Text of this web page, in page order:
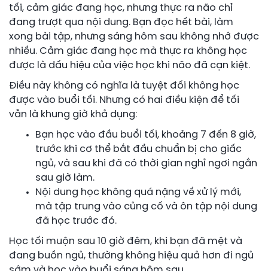
tối, cảm giác đang học, nhưng thực ra não chỉ
đang trượt qua nội dung. Bạn đọc hết bài, làm
xong bài tập, nhưng sáng hôm sau không nhớ được
nhiều. Cảm giác đang học mà thực ra không học
được là dấu hiệu của việc học khi não đã cạn kiệt.
Điều này không có nghĩa là tuyệt đối không học
được vào buổi tối. Nhưng có hai điều kiện để tối
vẫn là khung giờ khả dụng:
Bạn học vào đầu buổi tối, khoảng 7 đến 8 giờ,
trước khi cơ thể bắt đầu chuẩn bị cho giấc
ngủ, và sau khi đã có thời gian nghỉ ngơi ngắn
sau giờ làm.
Nội dung học không quá nặng về xử lý mới,
mà tập trung vào củng cố và ôn tập nội dung
đã học trước đó.
Học tối muộn sau 10 giờ đêm, khi bạn đã mệt và
đang buồn ngủ, thường không hiệu quả hơn đi ngủ